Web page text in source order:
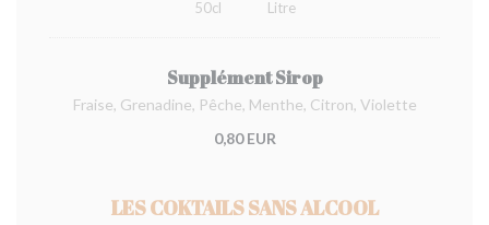
50cl Litre
Supplément Sirop
Fraise, Grenadine, Pêche, Menthe, Citron, Violette
0,80 EUR
LES COKTAILS SANS ALCOOL